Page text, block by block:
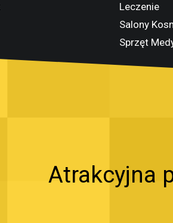
Leczenie
Salony
Sprzęt
Atrakcyjna